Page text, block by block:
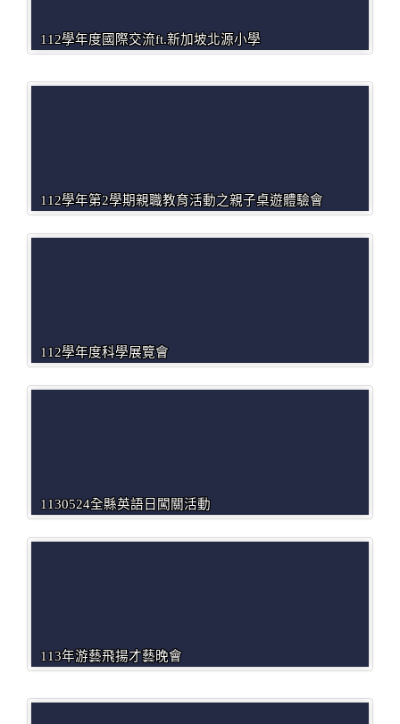
112學年度國際交流ft.新加坡北源小學
112學年第2學期親職教育活動之親子桌遊體驗會
112學年度科學展覽會
1130524全縣英語日闖關活動
113年游藝飛揚才藝晚會